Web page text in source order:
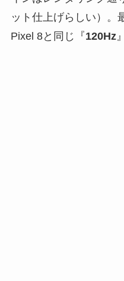
ット仕上げらしい）。
Pixel 8と同じ『120Hz